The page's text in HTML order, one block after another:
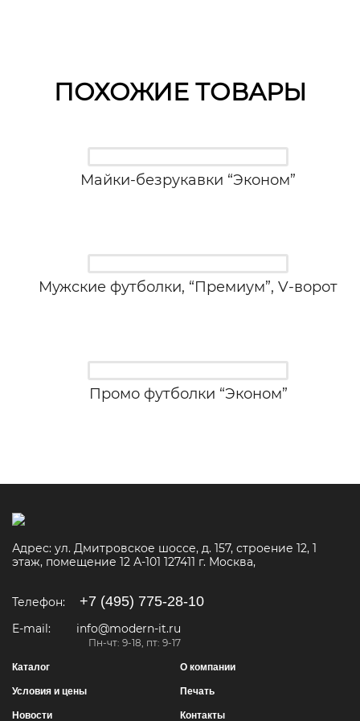
ПОХОЖИЕ ТОВАРЫ
Майки-безрукавки “Эконом”
Мужские футболки, “Премиум”, V-ворот
Промо футболки “Эконом”
Адрес: ул. Дмитровское шоссе, д. 157, строение 12, 1
этаж, помещение 12 А-101 127411 г. Москва,
Телефон: +7 (495) 775-28-10
E-mail: info@modern-it.ru
Пн-чт: 9-18, пт: 9-17
Каталог О компании
Условия и цены Печать
Новости Контакты